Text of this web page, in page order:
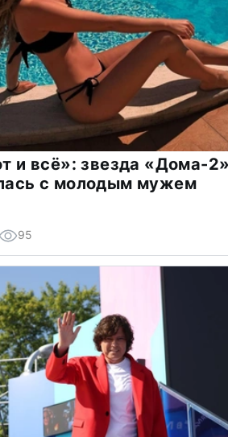
и всё»: звезда «Дома-2»
с молодым мужем
95